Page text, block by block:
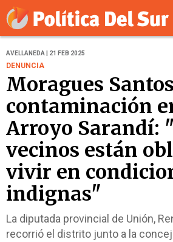
AVELLANEDA | 21 FEB 2025
DENUNCIA
Moragues
contaminación
Arroyo Sarandí:
vecinos están
vivir en
indignas"
La diputada provincial de Unión,
recorrió el distrito junto a la